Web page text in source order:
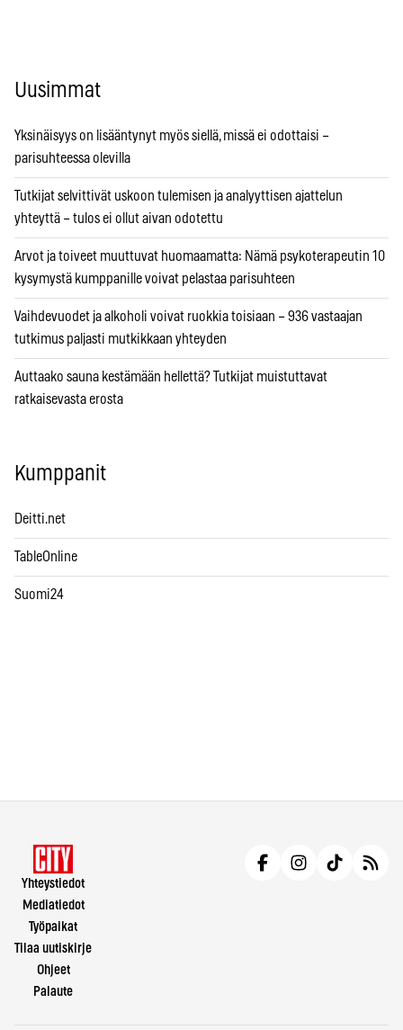
Uusimmat
Yksinäisyys on lisääntynyt myös siellä, missä ei odottaisi –
parisuhteessa olevilla
Tutkijat selvittivät uskoon tulemisen ja analyyttisen ajattelun
yhteyttä – tulos ei ollut aivan odotettu
Arvot ja toiveet muuttuvat huomaamatta: Nämä psykoterapeutin 10
kysymystä kumppanille voivat pelastaa parisuhteen
Vaihdevuodet ja alkoholi voivat ruokkia toisiaan – 936 vastaajan
tutkimus paljasti mutkikkaan yhteyden
Auttaako sauna kestämään hellettä? Tutkijat muistuttavat
ratkaisevasta erosta
Kumppanit
Deitti.net
TableOnline
Suomi24
Yhteystiedot
Mediatiedot
Työpaikat
Tilaa uutiskirje
Ohjeet
Palaute